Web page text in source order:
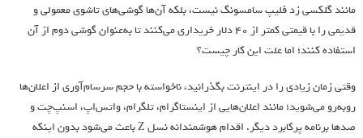
مانند گلکسی زد فلیپ سامسونگ نیست، بلکه آن‌ها گوشی‌های تاشوی معمولی و
قدیمی را با قیمتی کمتر از ۴۰ دلار خریداری می‌کنند تا به‌عنوان گوشی دوم از آن
استفاده کنند؛ اما علت این کار چیست؟
وقتی زمان زیادی را در اینترنت بگذرانید، ناخواسته با حجم سرسام‌آوری از اعلان‌ها
روبه‌رو می‌شوید؛ مانند اعلان‌هایی از اینستاگرام، تلگرام، واتس‌اپ، اسنپ‌چت‌ و
صدها برنامه پرکابرد دیگر. اقدام هوشمندانه نسل Z باعث می‌شود بدون اینکه